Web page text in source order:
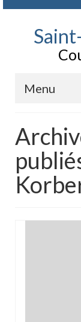
Menu
Le Club, qui
Documents
Bulletin
Parcours